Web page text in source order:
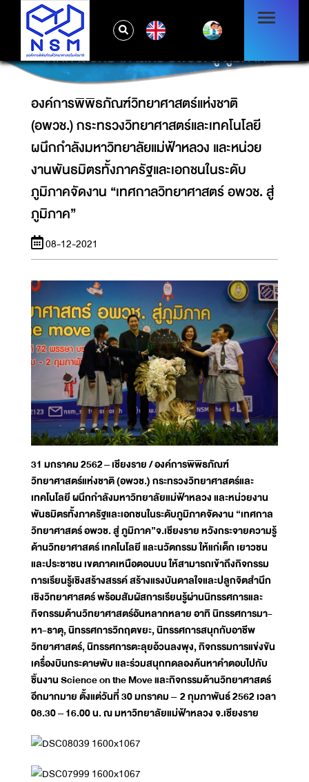
กระทรวงวิทยาศาสตร์และเทคโนโลยี ผนึกกำลัง
มหาวิทยาลัยแม่ฟ้าหลวง และหน่วยงานพันธมิตร
ทั้งภาครัฐและเอกชนในระดับภูมิภาคจัดงาน
“เทศกาลวิทยาศาสตร์ อพวช. สู่ ภูมิภาค”
องค์การพิพิธภัณฑ์วิทยาศาสตร์แห่งชาติ
(อพวช.) กระทรวงวิทยาศาสตร์และเทคโนโลยี
ผนึกกำลังมหาวิทยาลัยแม่ฟ้าหลวง และหน่วย
งานพันธมิตรทั้งภาครัฐและเอกชนในระดับ
ภูมิภาคจัดงาน “เทศกาลวิทยาศาสตร์ อพวช. สู่
ภูมิภาค”
08-12-2021
31 มกราคม 2562– เชียงราย / องค์การพิพิธภัณฑ์
วิทยาศาสตร์แห่งชาติ (อพวช.) กระทรวงวิทยาศาสตร์และ
เทคโนโลยี ผนึกกำลังมหาวิทยาลัยแม่ฟ้าหลวง และหน่วยงาน
พันธมิตรทั้งภาครัฐและเอกชนในระดับภูมิภาคจัดงาน “เทศกาล
วิทยาศาสตร์ อพวช. สู่ ภูมิภาค”จ.เชียงราย หวังกระจายความรู้
ด้านวิทยาศาสตร์ เทคโนโลยี และนวัตกรรม ให้แก่เด็ก เยาวชน
และประชาชน เขตภาคเหนือตอนบน ให้สามารถเข้าถึงกิจกรรม
การเรียนรู้เชิงสร้างสรรค์ สร้างแรงบันดาลใจและปลูกจิตสำนึก
เชิงวิทยาศาสตร์ พร้อมสัมผัสการเรียนรู้ผ่านนิทรรศการและ
กิจกรรมด้านวิทยาศาสตร์อันหลากหลาย อาทิ นิทรรศการมา-
หา-ธาตุ, นิทรรศการวิกฤตขยะ, นิทรรศการสนุกกับอาชีพ
วิทยาศาสตร์, นิทรรศการตะลุยอ้วนลงพุง, กิจกรรมการแข่งขัน
เครื่องบินกระดาษพับ และร่วมสนุกทดลองค้นหาคำตอบไปกับ
ชิ้นงาน Science on the Move และกิจกรรมด้านวิทยาศาสตร์
อีกมากมาย ตั้งแต่วันที่ 30 มกราคม – 2 กุมภาพันธ์ 2562 เวลา
08.30 – 16.00 น. ณ มหาวิทยาลัยแม่ฟ้าหลวง จ.เชียงราย